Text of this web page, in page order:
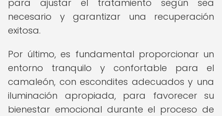
para ajustar el tratamiento según sea
necesario y garantizar una recuperación
exitosa.
Por último, es fundamental proporcionar un
entorno tranquilo y confortable para el
camaleón, con escondites adecuados y una
iluminación apropiada, para favorecer su
bienestar emocional durante el proceso de